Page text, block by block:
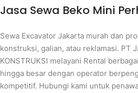
Jasa Sewa Beko Mini
Sewa Excavator Jakarta murah dan
konstruksi, galian, atau reklamasi. PT
KONSTRUKSI melayani Rental
hingga besar dengan operator
kompetitif. Hubungi kami untuk